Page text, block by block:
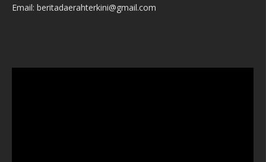
Email: beritadaerahterkini@gmail.com